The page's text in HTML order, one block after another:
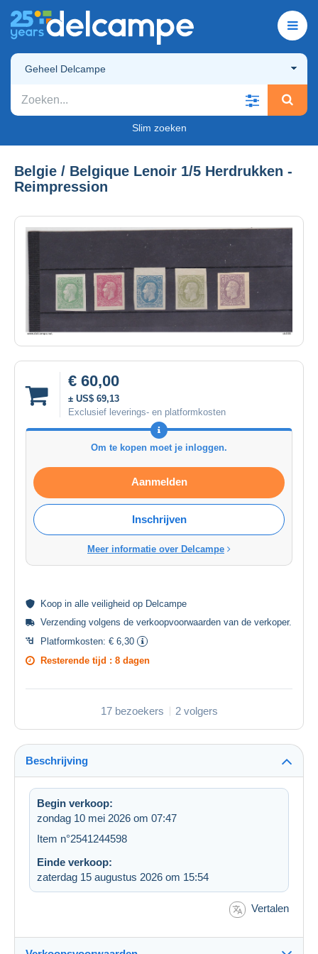
Geheel Delcampe
Slim zoeken
Belgie / Belgique Lenoir 1/5 Herdrukken -
Reimpression
€ 60,00
± US$ 69,13
Exclusief leverings- en platformkosten
Om te kopen moet je inloggen.
Aanmelden
Inschrijven
Meer informatie over Delcampe
Koop in alle veiligheid op Delcampe
Verzending volgens de verkoopvoorwaarden van de verkoper.
Platformkosten: € 6,30
Resterende tijd : 8 dagen
17 bezoekers 2 volgers
Beschrijving
Begin verkoop:
zondag 10 mei 2026 om 07:47
Item n°2541244598
Einde verkoop:
zaterdag 15 augustus 2026 om 15:54
Vertalen